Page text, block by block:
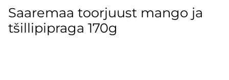
Saaremaa toorjuust mango ja
tšillipipraga 170g